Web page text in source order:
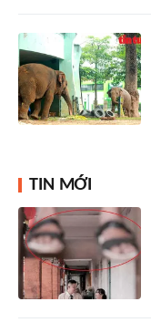
TIN MỚI